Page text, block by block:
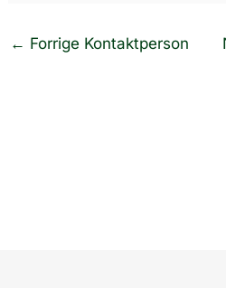
← Forrige Kontaktperson